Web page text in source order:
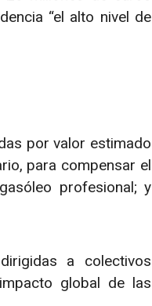
“el alto nivel de
por valor estimado
para compensar el
profesional; y
a colectivos
global de las